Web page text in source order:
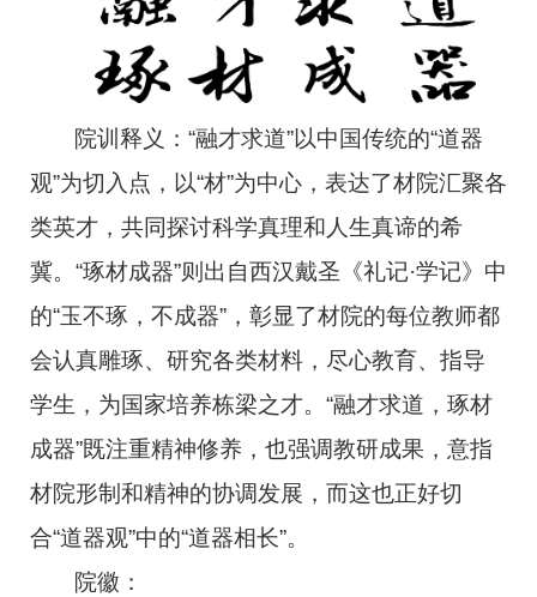
院训释义：“融才求道”以中国传统的“道器
观”为切入点，以“材”为中心，表达了材院汇聚各
类英才，共同探讨科学真理和人生真谛的希
冀。“琢材成器”则出自西汉戴圣 《礼记·学记》 中
的“玉不琢，不成器”，彰显了材院的每位教师都
会认真雕琢、研究各类材料，尽心教育、指导
学生，为国家培养栋梁之才。“融才求道，琢材
成器”既注重精神修养，也强调教研成果，意指
材院形制和精神的协调发展，而这也正好切
合“道器观”中的“道器相长”。
院徽：